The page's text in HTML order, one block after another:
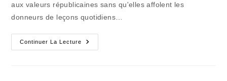
aux valeurs républicaines sans qu'elles affolent les
donneurs de leçons quotidiens…
Continuer La Lecture
Un
Innocent